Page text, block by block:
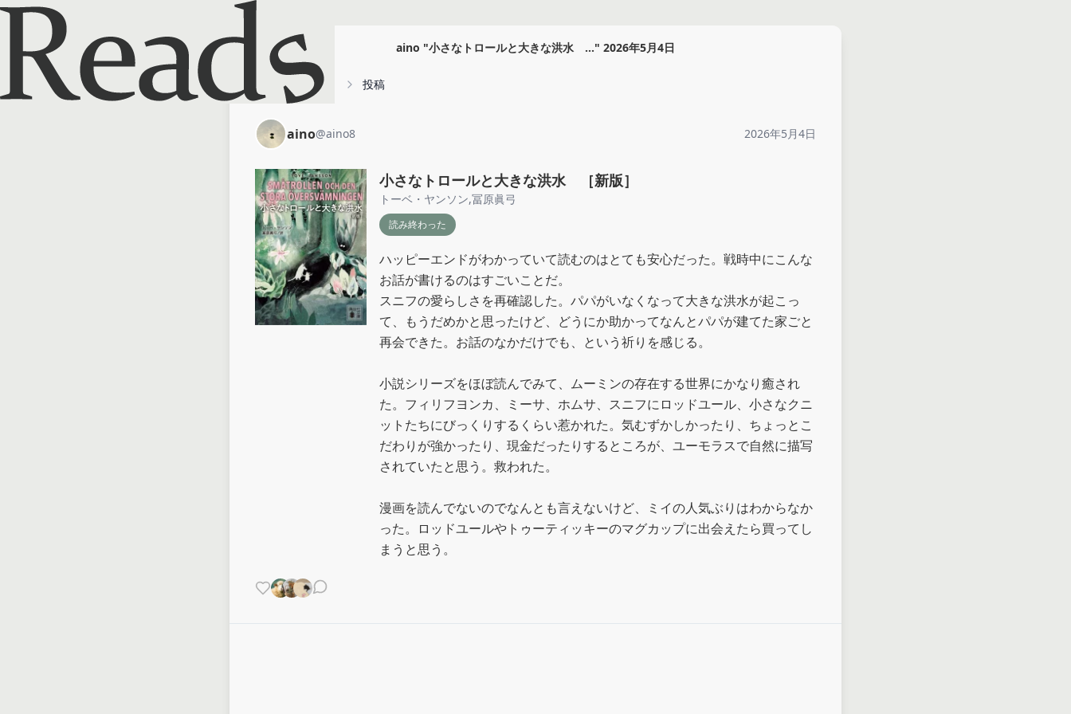
aino "小さなトロールと大きな洪水 ..." 2026年5月4日
aino 投稿
aino@aino8 2026年5月4日
小さなトロールと大きな洪水 ［新版］
トーベ・ヤンソン,冨原眞弓
読み終わった
ハッピーエンドがわかっていて読むのはとても安心だった。戦時中にこんな
お話が書けるのはすごいことだ。
スニフの愛らしさを再確認した。パパがいなくなって大きな洪水が起こっ
て、もうだめかと思ったけど、どうにか助かってなんとパパが建てた家ごと
再会できた。お話のなかだけでも、という祈りを感じる。
小説シリーズをほぼ読んでみて、ムーミンの存在する世界にかなり癒され
た。フィリフヨンカ、ミーサ、ホムサ、スニフにロッドユール、小さなクニ
ットたちにびっくりするくらい惹かれた。気むずかしかったり、ちょっとこ
だわりが強かったり、現金だったりするところが、ユーモラスで自然に描写
されていたと思う。救われた。
漫画を読んでないのでなんとも言えないけど、ミイの人気ぶりはわからなか
った。ロッドユールやトゥーティッキーのマグカップに出会えたら買ってし
まうと思う。